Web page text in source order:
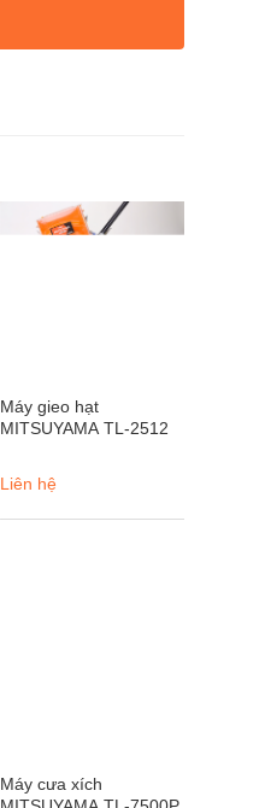
Máy gieo hạt
MITSUYAMA TL-2512
Liên hệ
Máy cưa xích